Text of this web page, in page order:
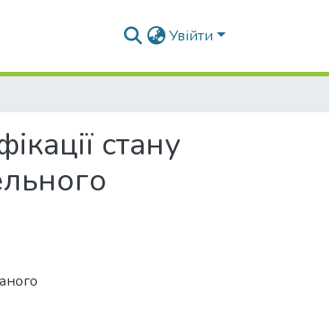
Увійти
стану